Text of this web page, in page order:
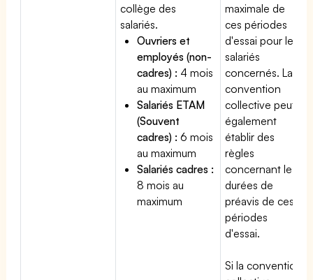
collège des
salariés.
Ouvriers et
employés (non-
cadres) : 4 mois
au maximum
Salariés ETAM
(Souvent
cadres) : 6 mois
au maximum
Salariés cadres :
8 mois au
maximum
maximale de
ces périodes
d'essai pour les
salariés
concernés. La
convention
collective peut
également
établir des
règles
concernant les
durées de
préavis de ces
périodes
d'essai.
Si la convention